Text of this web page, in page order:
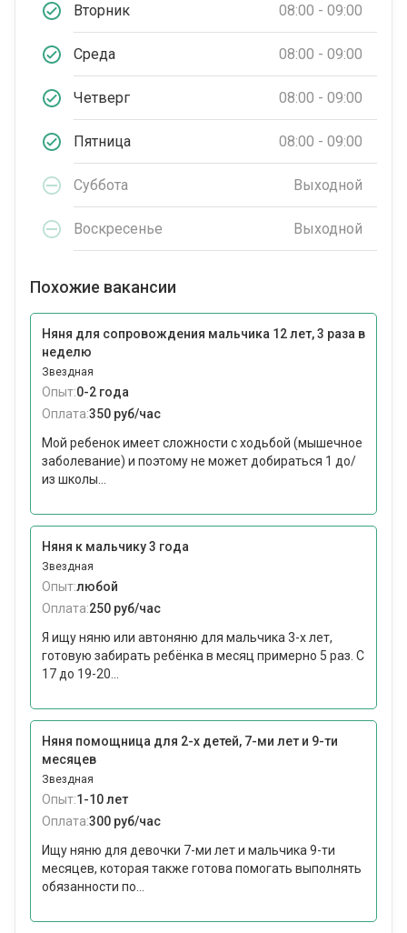
Вторник 08:00 - 09:00
Среда 08:00 - 09:00
Четверг 08:00 - 09:00
Пятница 08:00 - 09:00
Суббота Выходной
Воскресенье Выходной
Похожие вакансии
Няня для сопровождения мальчика 12 лет, 3 раза в
неделю
Звездная
Опыт:0-2 года
Оплата:350 руб/час
Мой ребенок имеет сложности с ходьбой (мышечное
заболевание) и поэтому не может добираться 1 до/
из школы...
Няня к мальчику 3 года
Звездная
Опыт:любой
Оплата:250 руб/час
Я ищу няню или автоняню для мальчика 3-х лет,
готовую забирать ребёнка в месяц примерно 5 раз. С
17 до 19-20...
Няня помощница для 2-х детей, 7-ми лет и 9-ти
месяцев
Звездная
Опыт:1-10 лет
Оплата:300 руб/час
Ищу няню для девочки 7-ми лет и мальчика 9-ти
месяцев, которая также готова помогать выполнять
обязанности по...